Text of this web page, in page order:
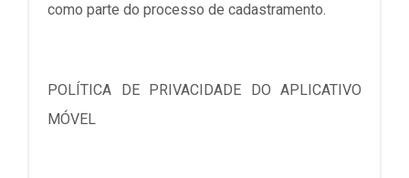
como parte do processo de cadastramento.
POLÍTICA DE PRIVACIDADE DO APLICATIVO
MÓVEL